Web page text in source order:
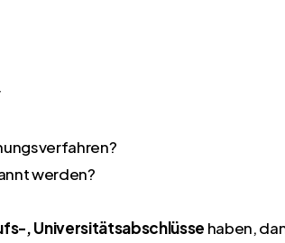
werden?
, Universitätsabschlüsse haben,